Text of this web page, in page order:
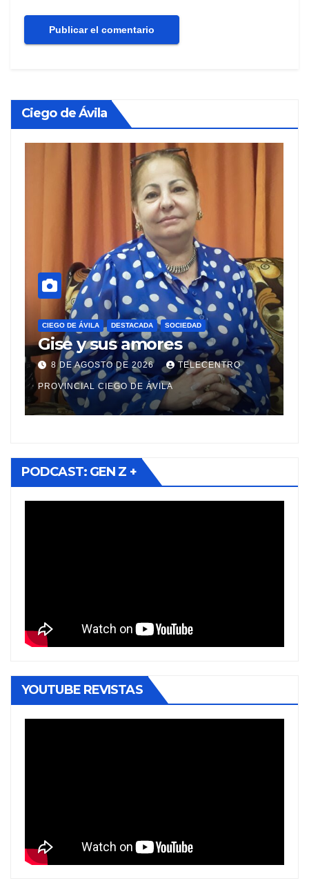
Ciego de Ávila
CIEGO DE ÁVILA DESTACADA SOCIEDAD
Sistema de transportación
en Ciego de Ávila:
prioridades y cambios para
viajeros
7 DE AGOSTO DE 2026 TELECENTRO
PROVINCIAL CIEGO DE ÁVILA
PODCAST: GEN Z +
YOUTUBE REVISTAS